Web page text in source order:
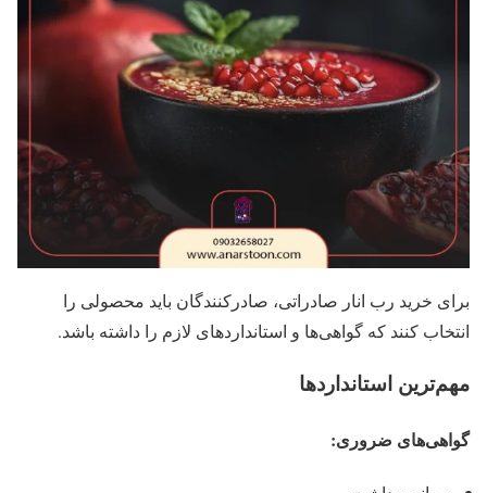
برای خرید رب انار صادراتی، صادرکنندگان باید محصولی را
انتخاب کنند که گواهی‌ها و استانداردهای لازم را داشته باشد.
مهم‌ترین استانداردها
گواهی‌های ضروری: